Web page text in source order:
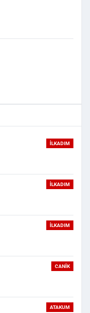
İLKADIM
İLKADIM
İLKADIM
CANIK
ATAKUM